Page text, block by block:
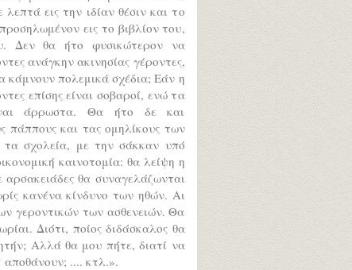
εις την ιδίαν θέσιν και το
εις το βιβλίον του,
Δεν θα ήτο φυσικώτερον να
ανάγκην ακινησίας γέροντες,
κάμνουν πολεμικά σχέδια; Εάν η
επίσης είναι σοβαροί, ενώ τα
άρρωστα. Θα ήτο δε και
πάππους και τας ομηλίκους των
τα σχολεία, με την σάκκαν υπό
καινοτομία: θα λείψη η
θα συναγελάζωνται
κανένα κίνδυνο των ηθών. Αι
γεροντικών των ασθενειών. Θα
Διότι, ποίος διδάσκαλος θα
Αλλά θα μου πήτε, διατί να
αποθάνουν; .... κτλ.».